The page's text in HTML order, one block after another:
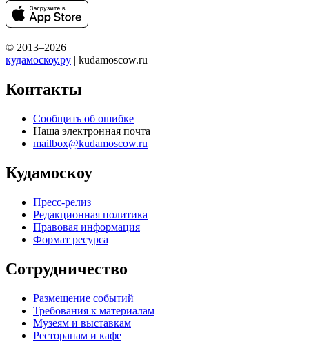
© 2013–2026
кудамоскоу.ру | kudamoscow.ru
Контакты
Сообщить об ошибке
Наша электронная почта
mailbox@kudamoscow.ru
Кудамоскоу
Пресс-релиз
Редакционная политика
Правовая информация
Формат ресурса
Сотрудничество
Размещение событий
Требования к материалам
Музеям и выставкам
Ресторанам и кафе